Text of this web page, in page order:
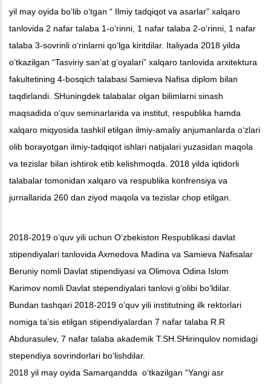
yil may oyida bo‘lib o‘tgan “ Ilmiy tadqiqot va asarlar” xalqaro
tanlovida 2 nafar talaba 1-o‘rinni, 1 nafar talaba 2-o‘rinni, 1 nafar
talaba 3-sovrinli o‘rinlarni qo‘lga kiritdilar. Italiyada 2018 yilda
o‘tkazilgan “Tasviriy san’at g‘oyalari” xalqaro tanlovida arxitektura
fakultetining 4-bosqich talabasi Samieva Nafisa diplom bilan
taqdirlandi. SHuningdek talabalar olgan bilimlarni sinash
maqsadida o‘quv seminarlarida va institut, respublika hamda
xalqaro miqyosida tashkil etilgan ilmiy-amaliy anjumanlarda o‘zlari
olib borayotgan ilmiy-tadqiqot ishlari natijalari yuzasidan maqola
va tezislar bilan ishtirok etib kelishmoqda. 2018 yilda iqtidorli
talabalar tomonidan xalqaro va respublika konfrensiya va
jurnallarida 260 dan ziyod maqola va tezislar chop etilgan.
2018-2019 o‘quv yili uchun O‘zbekiston Respublikasi davlat
stipendiyalari tanlovida Axmedova Madina va Samieva Nafisalar
Beruniy nomli Davlat stipendiyasi va Olimova Odina Islom
Karimov nomli Davlat stependiyalari tanlovi g‘olibi bo‘ldilar.
Bundan tashqari 2018-2019 o‘quv yili institutning ilk rektorlari
nomiga ta’sis etilgan stipendiyalardan 7 nafar talaba R.R
Abdurasulev, 7 nafar talaba akademik T.SH.SHirinqulov nomidagi
stependiya sovrindorlari bo‘lishdilar.
2018 yil may oyida Samarqandda o‘tkazilgan “Yangi asr